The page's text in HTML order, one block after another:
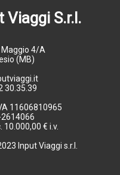
Viaggi S.r.l.
Maggio 4/A
(MB)
30.35.39
11606810965
2614066
10.000,00 € i.v.
Input Viaggi s.r.l.